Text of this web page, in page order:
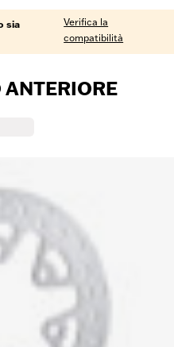
sia
Verifica la
compatibilità